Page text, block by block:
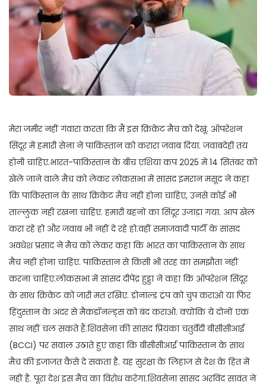
मेरा जमीर नहीं गंवारा करता कि मैं इस क्रिकेट मैच को देखूं. ऑपरेशन
सिंदूर में हमारी सेना ने पाकिस्तान को करारा जवाब दिया. जवाबदेही तय
होनी चाहिए.भारत-पाकिस्तान के बीच एशिया कप 2025 में 14 सितंबर को
खेले जाने वाले मैच को लेकर लोकसभा में सांसद इमरान मसूद ने कहा
कि पाकिस्तान के साथ क्रिकेट मैच नहीं होना चाहिए, उनसे कोई भी
ताल्लुक नहीं रखना चाहिए. हमारी बहनों का सिंदूर उजाड़ा गया. आप खेल
करा रहे हो और जवाब भी नहीं दे रहे हो.वहीं समाजवादी पार्टी के सांसद
अवधेश प्रसाद ने मैच को लेकर कहा कि भारत का पाकिस्तान के साथ
मैच नहीं होना चाहिए. पाकिस्तान से किसी भी तरह का समझौता नहीं
करना चाहिए.लोकसभा में सांसद दीपेंद्र हुड्डा ने कहा कि ऑपरेशन सिंदूर
के साथ क्रिकेट को जारी मत रखिए. डोनाल्ड ट्रंप को चुप कराओ या फिर
हिंदुस्तान के अंदर से मैकडॉनल्ड्स को बंद कराओ. क्योंकि ये दोनों एक
साथ नहीं चल सकते हैं.शिवसेना की सांसद प्रियंका चतुर्वेदी बीसीसीआई
(BCCI) पर सवाल उठाते हुए कहा कि बीसीसीआई पाकिस्तान के साथ
मैच की इजाजत कैसे दे सकता है. यह सुरक्षा के लिहाज से देश के हित में
नहीं है. पूरा देश इस मैच का विरोध करेगा.शिवसेना सांसद अरविंद सावंत ने